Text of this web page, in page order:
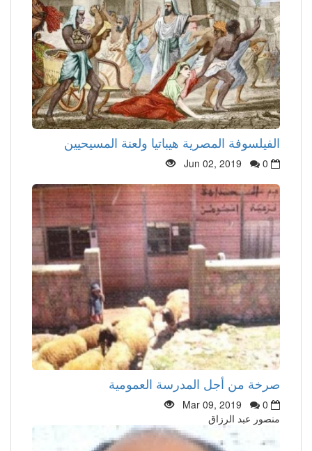
الفيلسوفة المصرية هيباتيا ولعنة المسيحيين
Jun 02, 2019 0
صرخة من أجل المدرسة العمومية
Mar 09, 2019
0
منصور عبد الرزاق